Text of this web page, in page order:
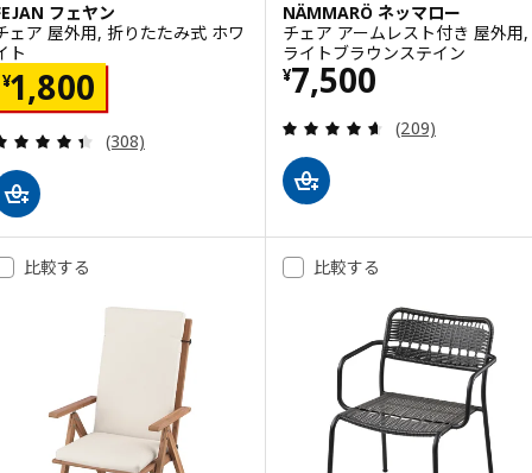
フェヤン
ェア 屋外用, 折りたたみ式 ホワ
ト
¥1,800
格 ¥ 1800
レビュー: 4.4 から 5 星です。 総レビュー数:
(308)
NÄMMARÖ ネッマロー
チェア アームレスト付き 屋外用,
ライトブラウンステイン
¥7,500
価格 ¥ 7500
レビュー: 4.6
(209)
比較する 比較する